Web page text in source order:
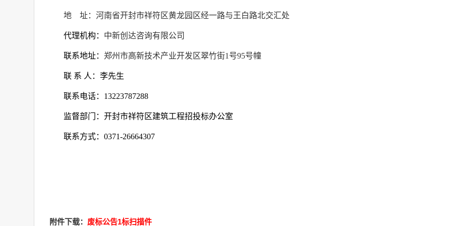
地 址：河南省开封市祥符区黄龙园区经一路与王白路北交汇处
代理机构： 中新创达咨询有限公司
联系地址： 郑州市高新技术产业开发区翠竹街1 号95号幢
联 系 人：李先生
联系电话： 13223787288
监督部门：开封市祥符区建筑工程招投标办公室
联系方式： 0371-26664307
附件下载： 废标公告1标扫描件